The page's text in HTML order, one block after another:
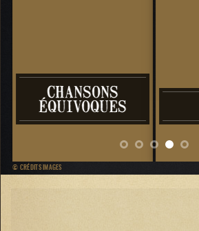
CHANSONS
ÉQUIVOQUES
© CRÉDITS IMAGES